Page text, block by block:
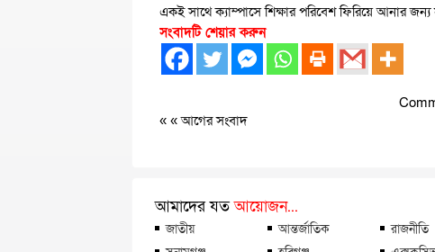
একই সাথে ক্যাম্পাসে শিক্ষার পরিবেশ ফিরিয়ে আনার
সংবাদটি শেয়ার করুন
« «আগের সংবাদ
আমাদের যতআয়োজন...
জাতীয় আন্তর্জাতিক রাজনীতি